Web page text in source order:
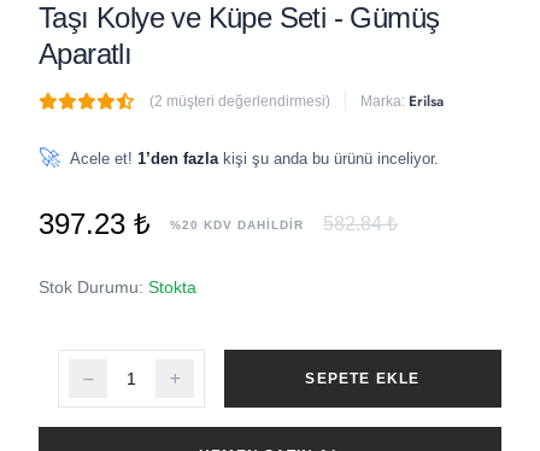
Taşı Kolye ve Küpe Seti - Gümüş
Aparatlı
(2 müşteri değerlendirmesi) Marka: Erilsa
🚀 Acele et! 1’den fazla kişi şu anda bu ürünü inceliyor.
397.23 ₺ %20 KDV DAHİLDİR 582.84 ₺
Stok Durumu: Stokta
SEPETE EKLE